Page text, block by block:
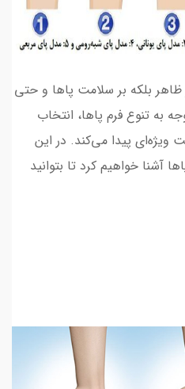
بلکه بر سلامت پاها و حتی
به تنوع فرم پاها، انتخاب
پیدا می‌کند. در این
آشنا خواهیم کرد تا بتوانید